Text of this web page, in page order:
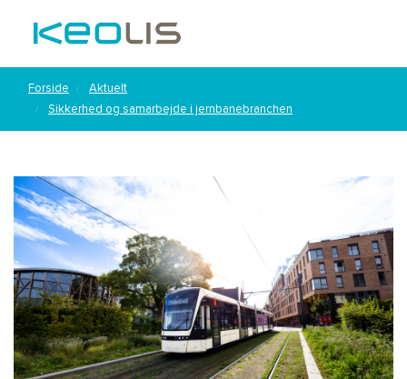
Forside
Aktuelt
Sikkerhed og samarbejde i jernbanebranchen